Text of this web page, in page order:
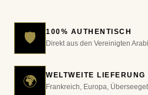
🛡️ 100% AUTHENTISCH
Direkt aus den Vereinigten
🌍 WELTWEITE LIEFERUNG
Frankreich, Europa,